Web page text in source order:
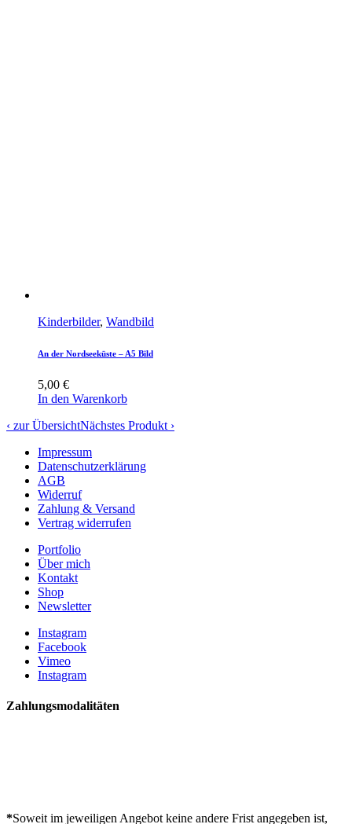
Kinderbilder, Wandbild
An der Nordseeküste – A5 Bild
5,00 €
In den Warenkorb
‹ zur ÜbersichtNächstes Produkt ›
Impressum
Datenschutzerklärung
AGB
Widerruf
Zahlung & Versand
Vertrag widerrufen
Portfolio
Über mich
Kontakt
Shop
Newsletter
Instagram
Facebook
Vimeo
Instagram
Zahlungsmodalitäten
*Soweit im jeweiligen Angebot keine andere Frist angegeben ist,